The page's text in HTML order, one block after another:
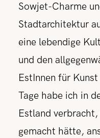
Sowjet-Charme
Stadtarchitektur
eine lebendige
und den
EstInnen für
Tage habe ich in
Estland
gemacht hätte,